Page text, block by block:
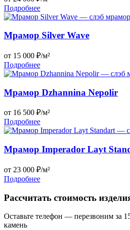
Подробнее
Мрамор Silver Wave
от 15 000 ₽/м²
Подробнее
Мрамор Dzhannina Nepolir
от 16 500 ₽/м²
Подробнее
Мрамор Imperador Layt
от 23 000 ₽/м²
Подробнее
Рассчитать стоимость
Оставьте телефон — перезвоним за
камень